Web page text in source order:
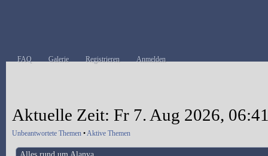
FAQ Galerie Registrieren Anmelden
Aktuelle Zeit: Fr 7. Aug 2026,
Unbeantwortete Themen •Aktive Themen